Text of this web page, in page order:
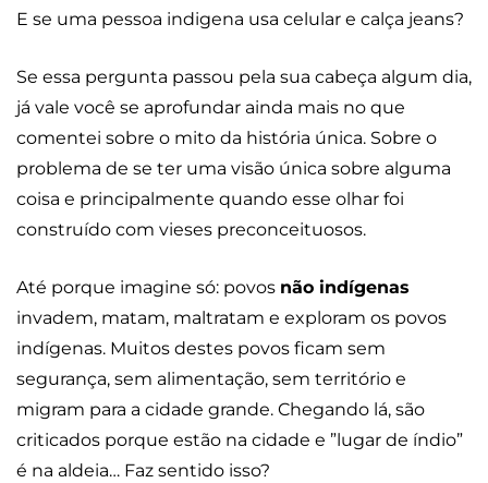
E se uma pessoa indigena usa celular e calça jeans?
Se essa pergunta passou pela sua cabeça algum dia,
já vale você se aprofundar ainda mais no que
comentei sobre o mito da história única. Sobre o
problema de se ter uma visão única sobre alguma
coisa e principalmente quando esse olhar foi
construído com vieses preconceituosos.
Até porque imagine só: povos não indígenas
invadem, matam, maltratam e exploram os povos
indígenas. Muitos destes povos ficam sem
segurança, sem alimentação, sem território e
migram para a cidade grande. Chegando lá, são
criticados porque estão na cidade e ”lugar de índio”
é na aldeia… Faz sentido isso?